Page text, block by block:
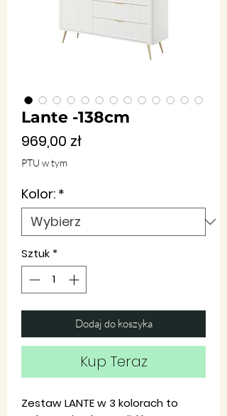
Lante -138cm
969,00 złCena
PTU w tym
Kolor: *
Sztuk *
Dodaj do koszyka
Kup Teraz
Zestaw LANTE w 3 kolorach to